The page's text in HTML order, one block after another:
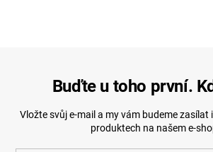
Buďte u toho první.
Vložte svůj e-mail a my vám budeme
produktech na našem e-